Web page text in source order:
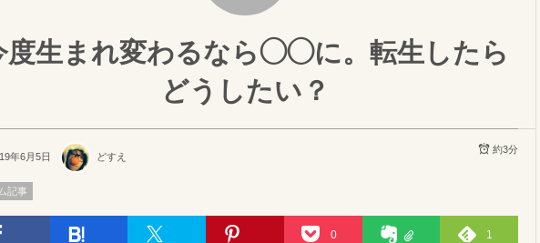
度生まれ変わるなら◯◯に。転生したら
どうしたい？
年6月5日 どすえ
約3分
記事
0 1